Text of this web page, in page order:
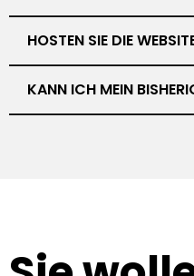
HOSTEN SIE DIE
KANN ICH MEIN